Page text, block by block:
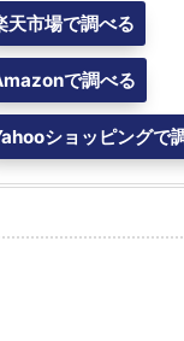
天市場で調べる
で調べる
ショッピングで